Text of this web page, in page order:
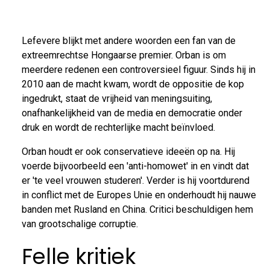
Lefevere blijkt met andere woorden een fan van de
extreemrechtse Hongaarse premier. Orban is om
meerdere redenen een controversieel figuur. Sinds hij in
2010 aan de macht kwam, wordt de oppositie de kop
ingedrukt, staat de vrijheid van meningsuiting,
onafhankelijkheid van de media en democratie onder
druk en wordt de rechterlijke macht beïnvloed.
Orban houdt er ook conservatieve ideeën op na. Hij
voerde bijvoorbeeld een 'anti-homowet' in en vindt dat
er 'te veel vrouwen studeren'. Verder is hij voortdurend
in conflict met de Europes Unie en onderhoudt hij nauwe
banden met Rusland en China. Critici beschuldigen hem
van grootschalige corruptie.
Felle kritiek